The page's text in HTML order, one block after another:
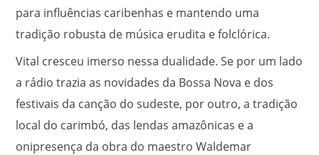
para influências caribenhas e mantendo uma
tradição robusta de música erudita e folclórica.
Vital cresceu imerso nessa dualidade. Se por um lado
a rádio trazia as novidades da Bossa Nova e dos
festivais da canção do sudeste, por outro, a tradição
local do carimbó, das lendas amazônicas e a
onipresença da obra do maestro Waldemar